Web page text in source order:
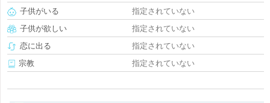
子供がいる
指定されていない
子供が欲しい
指定されていない
恋に出る
指定されていない
宗教
指定されていない